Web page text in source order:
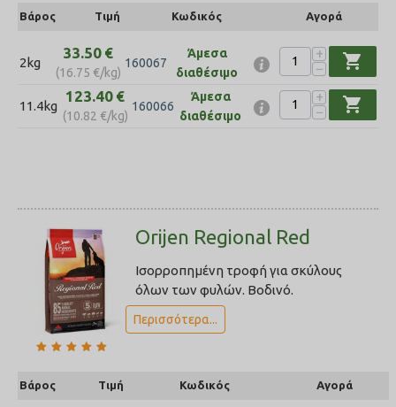
Βάρος Τιμή Κωδικός Αγορά
2kg
33.50 €
(16.75 €/kg)
160067
Άμεσα
διαθέσιμο
+
−
shopping_cart
11.4kg
123.40 €
(10.82 €/kg)
160066
Άμεσα
διαθέσιμο
+
−
shopping_cart
Orijen Regional Red
Ισορροπημένη τροφή για σκύλους
όλων των φυλών. Βοδινό.
Περισσότερα...
Βάρος Τιμή Κωδικός Αγορά